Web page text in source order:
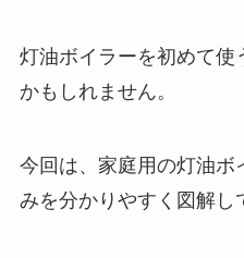
灯油ボイラーを初めて使
かもしれません。
今回は、家庭用の灯油ボ
みを分かりやすく図解し